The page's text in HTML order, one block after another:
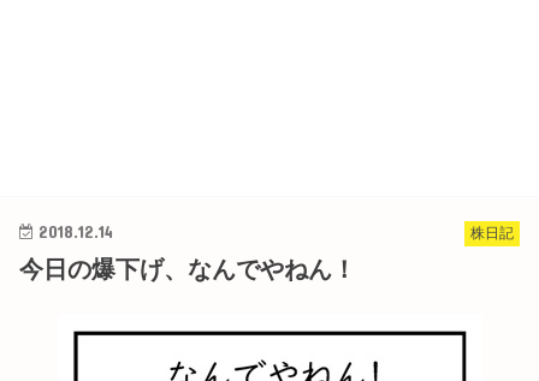
株日記
2018.12.14
今日の爆下げ、なんでやねん！